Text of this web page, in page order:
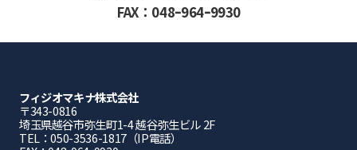
FAX：048ｰ964ｰ9930
フィジオマキナ株式会社
〒343-0816
埼⽟県越⾕市弥⽣町1-4 越⾕弥⽣ビル 2F
TEL：050-3536-1817（IP電話）